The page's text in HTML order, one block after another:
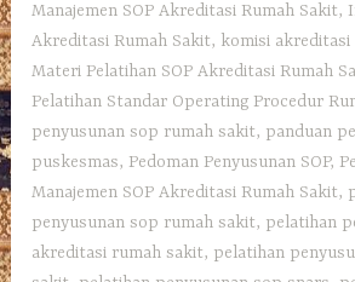
Manajemen SOP Akreditasi Rumah Sakit,
Akreditasi Rumah Sakit, komisi
Materi Pelatihan SOP Akreditasi Rumah
Pelatihan Standar Operating Procedur
penyusunan sop rumah sakit, panduan
puskesmas, Pedoman Penyusunan SOP,
Manajemen SOP Akreditasi Rumah Sakit,
penyusunan sop rumah sakit, pelatihan
akreditasi rumah sakit, pelatihan